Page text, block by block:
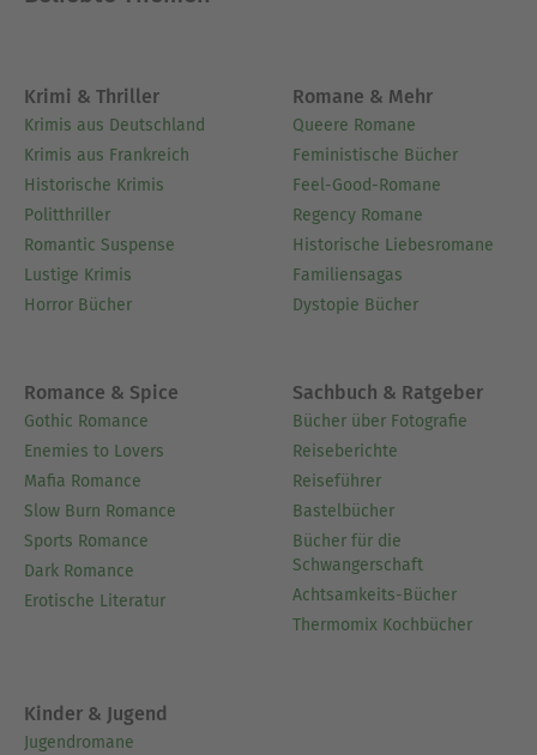
berühmte Künstler wie Alan Watts, Allan Ginsberg
und John Lennon.
Ausblenden
Krimi & Thriller
Krimis aus Deutschland
Krimis aus Frankreich
Historische Krimis
Politthriller
Romantic Suspense
Lustige Krimis
Horror Bücher
Romane & Mehr
Queere Romane
Feministische Bücher
Feel-Good-Romane
Regency Romane
Historische Liebesromane
Familiensagas
Dystopie Bücher
Romance & Spice
Gothic Romance
Enemies to Lovers
Mafia Romance
Slow Burn Romance
Sports Romance
Dark Romance
Erotische Literatur
Sachbuch & Ratgeber
Bücher über Fotografie
Reiseberichte
Reiseführer
Bastelbücher
Bücher für die
Schwangerschaft
Achtsamkeits-Bücher
Thermomix Kochbücher
Kinder & Jugend
Jugendromane